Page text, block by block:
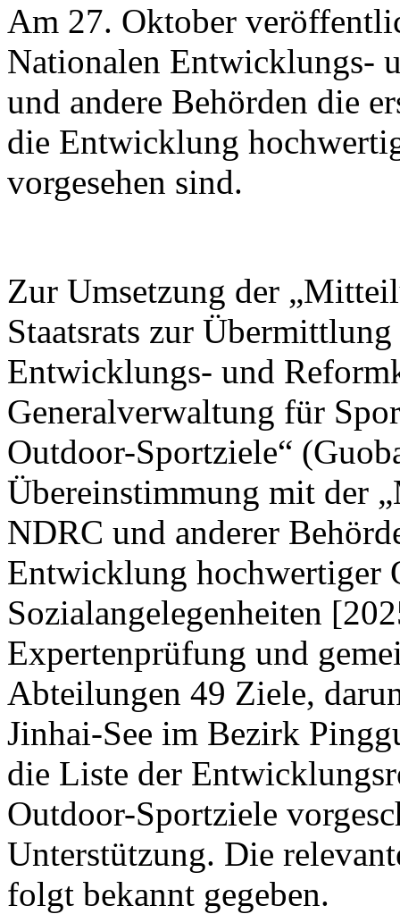
Am 27. Oktober
Nationalen Entwicklungs-
und andere Behörden die
die Entwicklung
vorgesehen sind.
Zur Umsetzung der
Staatsrats zur
Entwicklungs- und
Generalverwaltung für
Outdoor-Sportziele“
Übereinstimmung mit der
NDRC und anderer
Entwicklung hochwertiger
Sozialangelegenheiten
Expertenprüfung und
Abteilungen 49 Ziele,
Jinhai-See im Bezirk
die Liste der
Outdoor-Sportziele
Unterstützung. Die
folgt bekannt gegeben.